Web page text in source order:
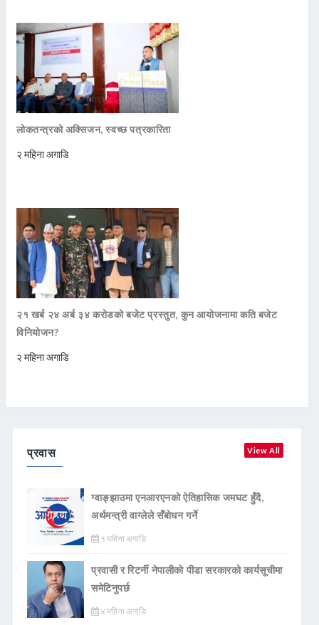
लोकतन्त्रको अक्सिजन, स्वच्छ पत्रकारिता
२ महिना अगाडि
२१ खर्ब २४ अर्ब ३४ करोडको बजेट प्रस्तुत, कुन आयोजनामा कति बजेट
विनियोजन?
२ महिना अगाडि
प्रवास View All
ग्वाङ्झाउमा एनआरएनको ऐतिहासिक जमघट हुँदै,
अर्थमन्त्री वाग्लेले सँबोधन गर्ने
१ महिना अगाडि
प्रवासी र रिटर्नी नेपालीको पीडा सरकारको कार्यसूचीमा
समेटिनुपर्छ
४ महिना अगाडि